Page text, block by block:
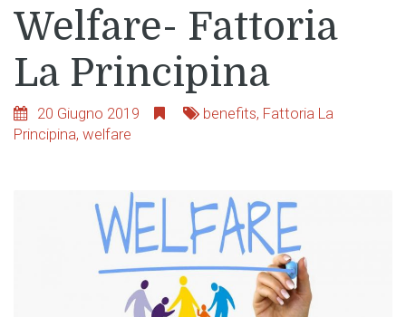
Welfare- Fattoria
La Principina
20 Giugno 2019 benefits, Fattoria La
Principina, welfare